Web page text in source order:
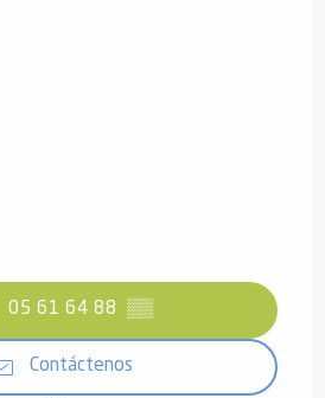
05 61 64 88 ▒▒
Contáctenos